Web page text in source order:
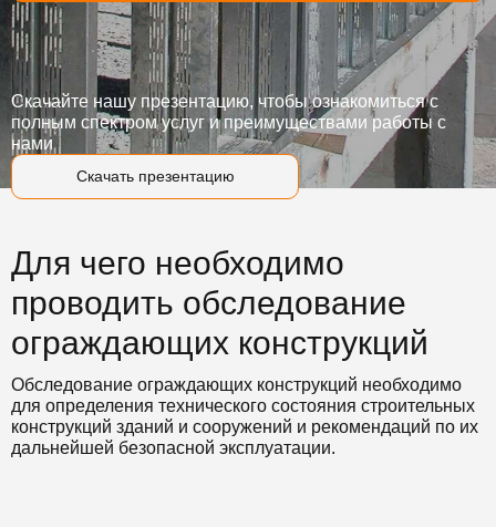
Скачать презентацию
Скачайте нашу презентацию, чтобы ознакомиться с
полным спектром услуг и преимуществами работы с
нами
Для чего необходимо
проводить обследование
ограждающих конструкций
Обследование ограждающих конструкций необходимо
для определения технического состояния строительных
конструкций зданий и сооружений и рекомендаций по их
дальнейшей безопасной эксплуатации.